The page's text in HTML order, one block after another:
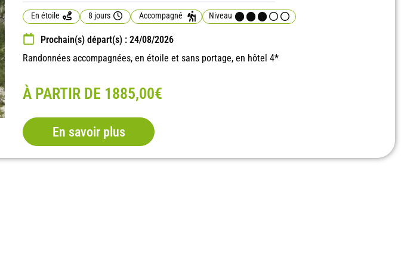
En étoile 8 jours Accompagné Niveau
Prochain(s) départ(s) : 24/08/2026
Randonnées accompagnées, en étoile et sans portage, en hôtel 4*
À PARTIR DE 1885,00€
En savoir plus